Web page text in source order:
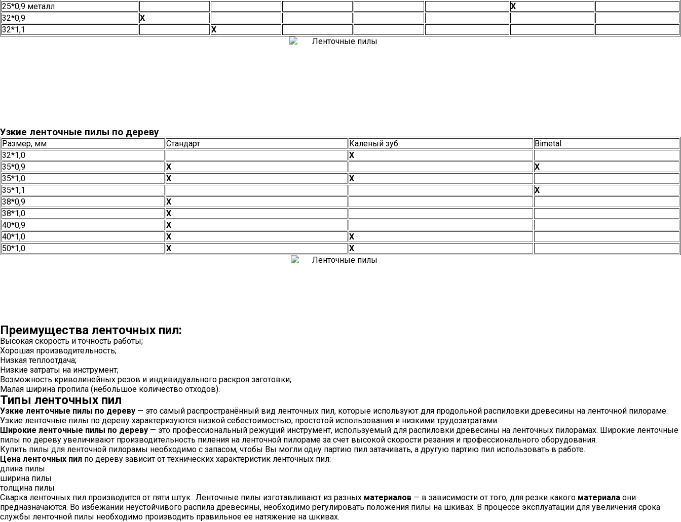
25*0,9 металл
Х
32*0,9
Х
32*1,1
Х
Узкие ленточные пилы по дереву
Размер, мм Стандарт Каленый зуб
Bimetal
32*1,0
Х
35*0,9
Х
Х
35*1,0
Х
Х
35*1,1
Х
38*0,9
Х
38*1,0
Х
40*0,9
Х
40*1,0
Х
Х
50*1,0
Х Х
Преимущества ленточных пил:
Высокая скорость и точность работы;
Хорошая производительность;
Низкая теплоотдача;
Низкие затраты на инструмент;
Возможность криволинейных резов и индивидуального раскроя заготовки;
Малая ширина пропила (небольшое количество отходов).
Типы ленточных пил
Узкие ленточные пилы по дереву — это самый распространённый вид ленточных пил, которые используют для продольной распиловки древесины на ленточной пилораме.
Узкие ленточные пилы по дереву характеризуются низкой себестоимостью, простотой использования и низкими трудозатратами.
Широкие ленточные пилы по дереву — это профессиональный режущий инструмент, используемый для распиловки древесины на ленточных пилорамах. Широкие ленточные
пилы по дереву увеличивают производительность пиления на ленточной пилораме за счет высокой скорости резания и профессионального оборудования.
Купить пилы для ленточной пилорамы необходимо с запасом, чтобы Вы могли одну партию пил затачивать, а другую партию пил использовать в работе.
Цена ленточных пил по дереву зависит от технических характеристик ленточных пил:
длина пилы
ширина пилы
толщина пилы
Сварка ленточных пил производится от пяти штук.. Ленточные пилы изготавливают из разных материалов — в зависимости от того, для резки какого материала они
предназначаются. Во избежании неустойчивого распила древесины, необходимо регулировать положения пилы на шкивах. В процессе эксплуатации для увеличения срока
службы ленточной пилы необходимо производить правильное ее натяжение на шкивах.